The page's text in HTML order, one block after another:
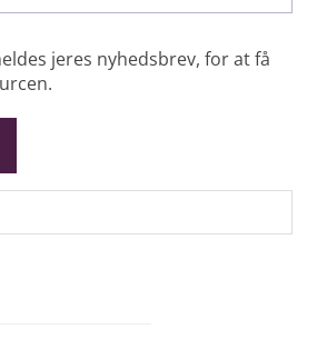
jeres nyhedsbrev, for at få